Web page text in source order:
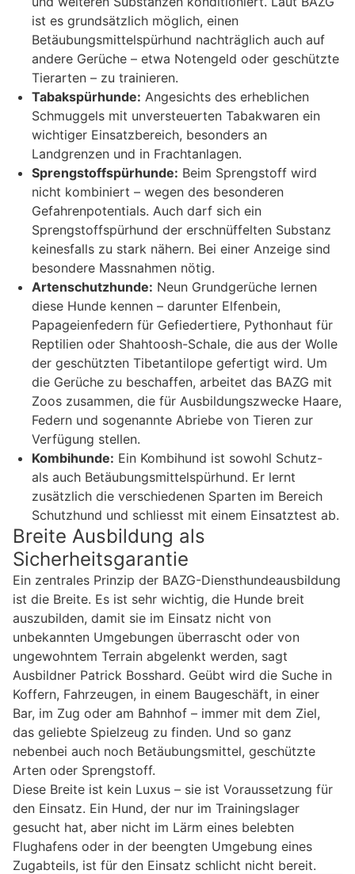
ist es grundsätzlich möglich, einen
Betäubungsmittelspürhund nachträglich auch auf
andere Gerüche – etwa Notengeld oder geschützte
Tierarten – zu trainieren.
Tabakspürhunde: Angesichts des erheblichen
Schmuggels mit unversteuerten Tabakwaren ein
wichtiger Einsatzbereich, besonders an
Landgrenzen und in Frachtanlagen.
Sprengstoffspürhunde: Beim Sprengstoff wird
nicht kombiniert – wegen des besonderen
Gefahrenpotentials. Auch darf sich ein
Sprengstoffspürhund der erschnüffelten Substanz
keinesfalls zu stark nähern. Bei einer Anzeige sind
besondere Massnahmen nötig.
Artenschutzhunde: Neun Grundgerüche lernen
diese Hunde kennen – darunter Elfenbein,
Papageienfedern für Gefiedertiere, Pythonhaut für
Reptilien oder Shahtoosh-Schale, die aus der Wolle
der geschützten Tibetantilope gefertigt wird. Um
die Gerüche zu beschaffen, arbeitet das BAZG mit
Zoos zusammen, die für Ausbildungszwecke Haare,
Federn und sogenannte Abriebe von Tieren zur
Verfügung stellen.
Kombihunde: Ein Kombihund ist sowohl Schutz-
als auch Betäubungsmittelspürhund. Er lernt
zusätzlich die verschiedenen Sparten im Bereich
Schutzhund und schliesst mit einem Einsatztest ab.
Breite Ausbildung als
Sicherheitsgarantie
Ein zentrales Prinzip der BAZG-Diensthundeausbildung
ist die Breite. Es ist sehr wichtig, die Hunde breit
auszubilden, damit sie im Einsatz nicht von
unbekannten Umgebungen überrascht oder von
ungewohntem Terrain abgelenkt werden, sagt
Ausbildner Patrick Bosshard. Geübt wird die Suche in
Koffern, Fahrzeugen, in einem Baugeschäft, in einer
Bar, im Zug oder am Bahnhof – immer mit dem Ziel,
das geliebte Spielzeug zu finden. Und so ganz
nebenbei auch noch Betäubungsmittel, geschützte
Arten oder Sprengstoff.
Diese Breite ist kein Luxus – sie ist Voraussetzung für
den Einsatz. Ein Hund, der nur im Trainingslager
gesucht hat, aber nicht im Lärm eines belebten
Flughafens oder in der beengten Umgebung eines
Zugabteils, ist für den Einsatz schlicht nicht bereit.